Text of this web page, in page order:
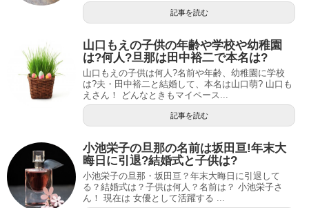
記事を読む
山口もえの子供の年齢や学校や幼稚園
は?何人?旦那は田中裕二で本名は?
山口もえの子供は何人?名前や年齢、幼稚園に学校
は?夫・田中裕二と結婚して、本名は山口萌? 山口も
えさん！ どんなときもマイペース...
記事を読む
小池栄子の旦那の名前は坂田亘!年末大
晦日に引退?結婚式と子供は?
小池栄子の旦那・坂田亘？年末大晦日に引退して
る？結婚式は？子供は何人？名前は？ 小池栄子さ
ん！ 現在は 女優として活躍する ...